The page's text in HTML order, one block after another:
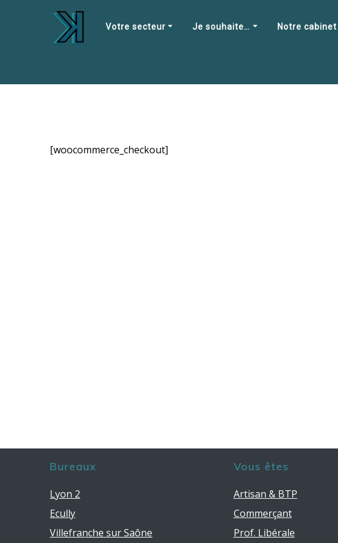
Votre secteur Je souhaite… Notre cabinet
[woocommerce_checkout]
Bureaux
Lyon 2
Ecully
Villefranche sur Saône
Vous êtes
Artisan & BTP
Commerçant
Prof. Libérale